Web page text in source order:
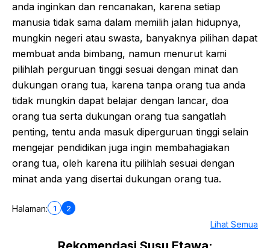
anda inginkan dan rencanakan, karena setiap
manusia tidak sama dalam memilih jalan hidupnya,
mungkin negeri atau swasta, banyaknya pilihan dapat
membuat anda bimbang, namun menurut kami
pilihlah perguruan tinggi sesuai dengan minat dan
dukungan orang tua, karena tanpa orang tua anda
tidak mungkin dapat belajar dengan lancar, doa
orang tua serta dukungan orang tua sangatlah
penting, tentu anda masuk diperguruan tinggi selain
mengejar pendidikan juga ingin membahagiakan
orang tua, oleh karena itu pilihlah sesuai dengan
minat anda yang disertai dukungan orang tua.
Halaman: 1 2
Lihat Semua